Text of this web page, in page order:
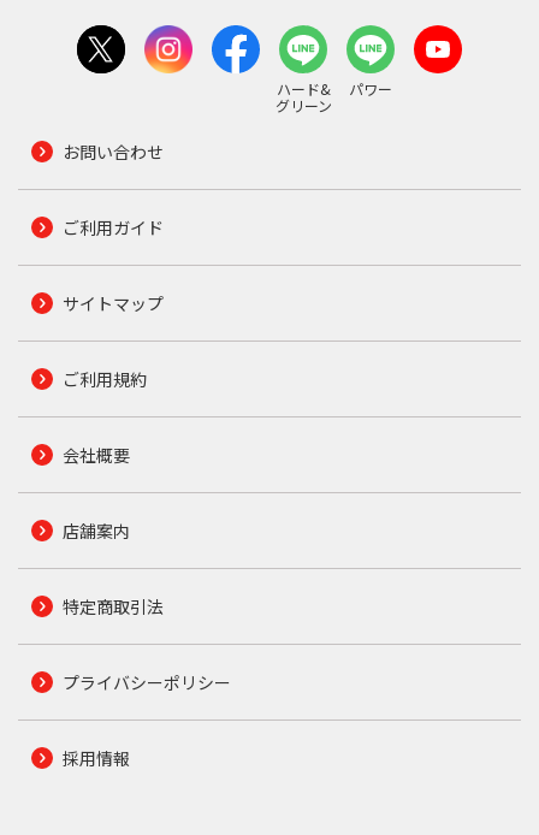
ハード&
グリーン
パワー
お問い合わせ
ご利用ガイド
サイトマップ
ご利用規約
会社概要
店舗案内
特定商取引法
プライバシーポリシー
採用情報